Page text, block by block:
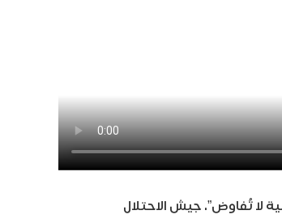
لا تُفاوض”. جيش الاحتلال